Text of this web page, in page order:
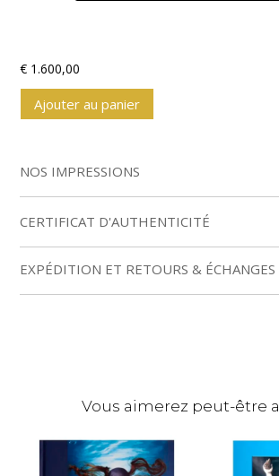
€ 1.600,00
Ajouter au panier
t
e
t
i
NOS IMPRESSIONS
CERTIFICAT D'AUTHENTICITÉ
EXPÉDITION ET RETOURS & ÉCHANGES
Vous aimerez peut-être